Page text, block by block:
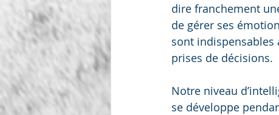
dire franchement
de gérer ses
sont indispensables
prises de décisions.
Notre niveau
se développe